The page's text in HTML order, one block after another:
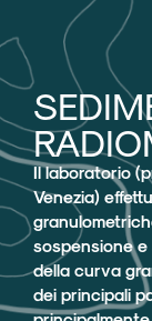
Il laboratorio
Venezia)
sospensione
della curva
dei principali